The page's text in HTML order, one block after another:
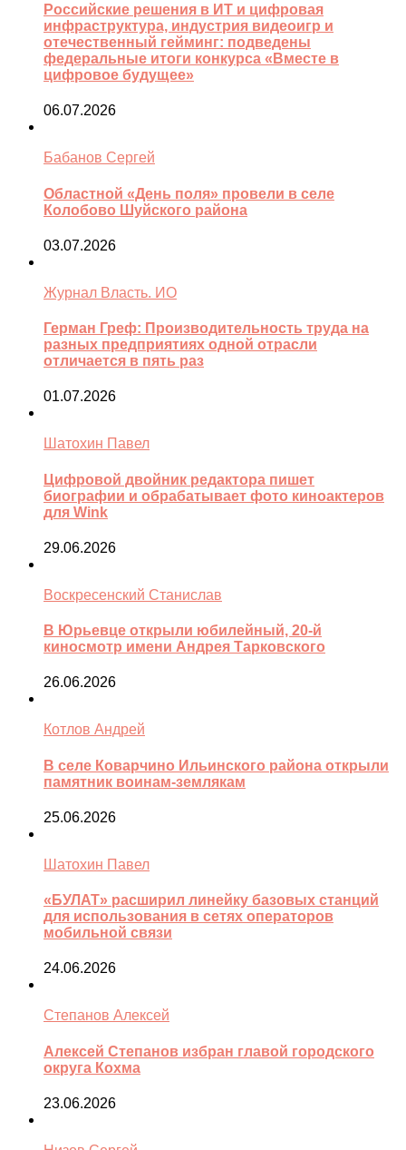
Российские решения в ИТ и цифровая
инфраструктура, индустрия видеоигр и
отечественный гейминг: подведены
федеральные итоги конкурса «Вместе в
цифровое будущее»
06.07.2026
Бабанов Сергей
Областной «День поля» провели в селе
Колобово Шуйского района
03.07.2026
Журнал Власть. ИО
Герман Греф: Производительность труда на
разных предприятиях одной отрасли
отличается в пять раз
01.07.2026
Шатохин Павел
Цифровой двойник редактора пишет
биографии и обрабатывает фото киноактеров
для Wink
29.06.2026
Воскресенский Станислав
В Юрьевце открыли юбилейный, 20-й
киносмотр имени Андрея Тарковского
26.06.2026
Котлов Андрей
В селе Коварчино Ильинского района открыли
памятник воинам-землякам
25.06.2026
Шатохин Павел
«БУЛАТ» расширил линейку базовых станций
для использования в сетях операторов
мобильной связи
24.06.2026
Степанов Алексей
Алексей Степанов избран главой городского
округа Кохма
23.06.2026